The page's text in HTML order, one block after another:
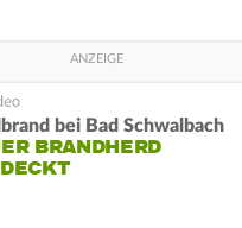
bei Bad Schwalbach
BRANDHERD